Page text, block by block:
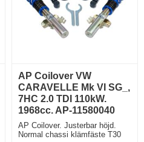
AP Coilover VW
CARAVELLE Mk VI SG_,
7HC 2.0 TDI 110kW.
1968cc. AP-11580040
AP Coilover. Justerbar höjd.
Normal chassi klämfäste T30